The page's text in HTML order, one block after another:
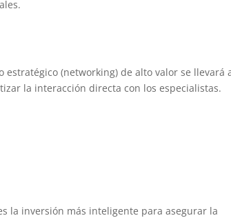
(networking) de alto valor se llevará
la interacción directa con los especialistas.
la inversión más inteligente para asegurar la